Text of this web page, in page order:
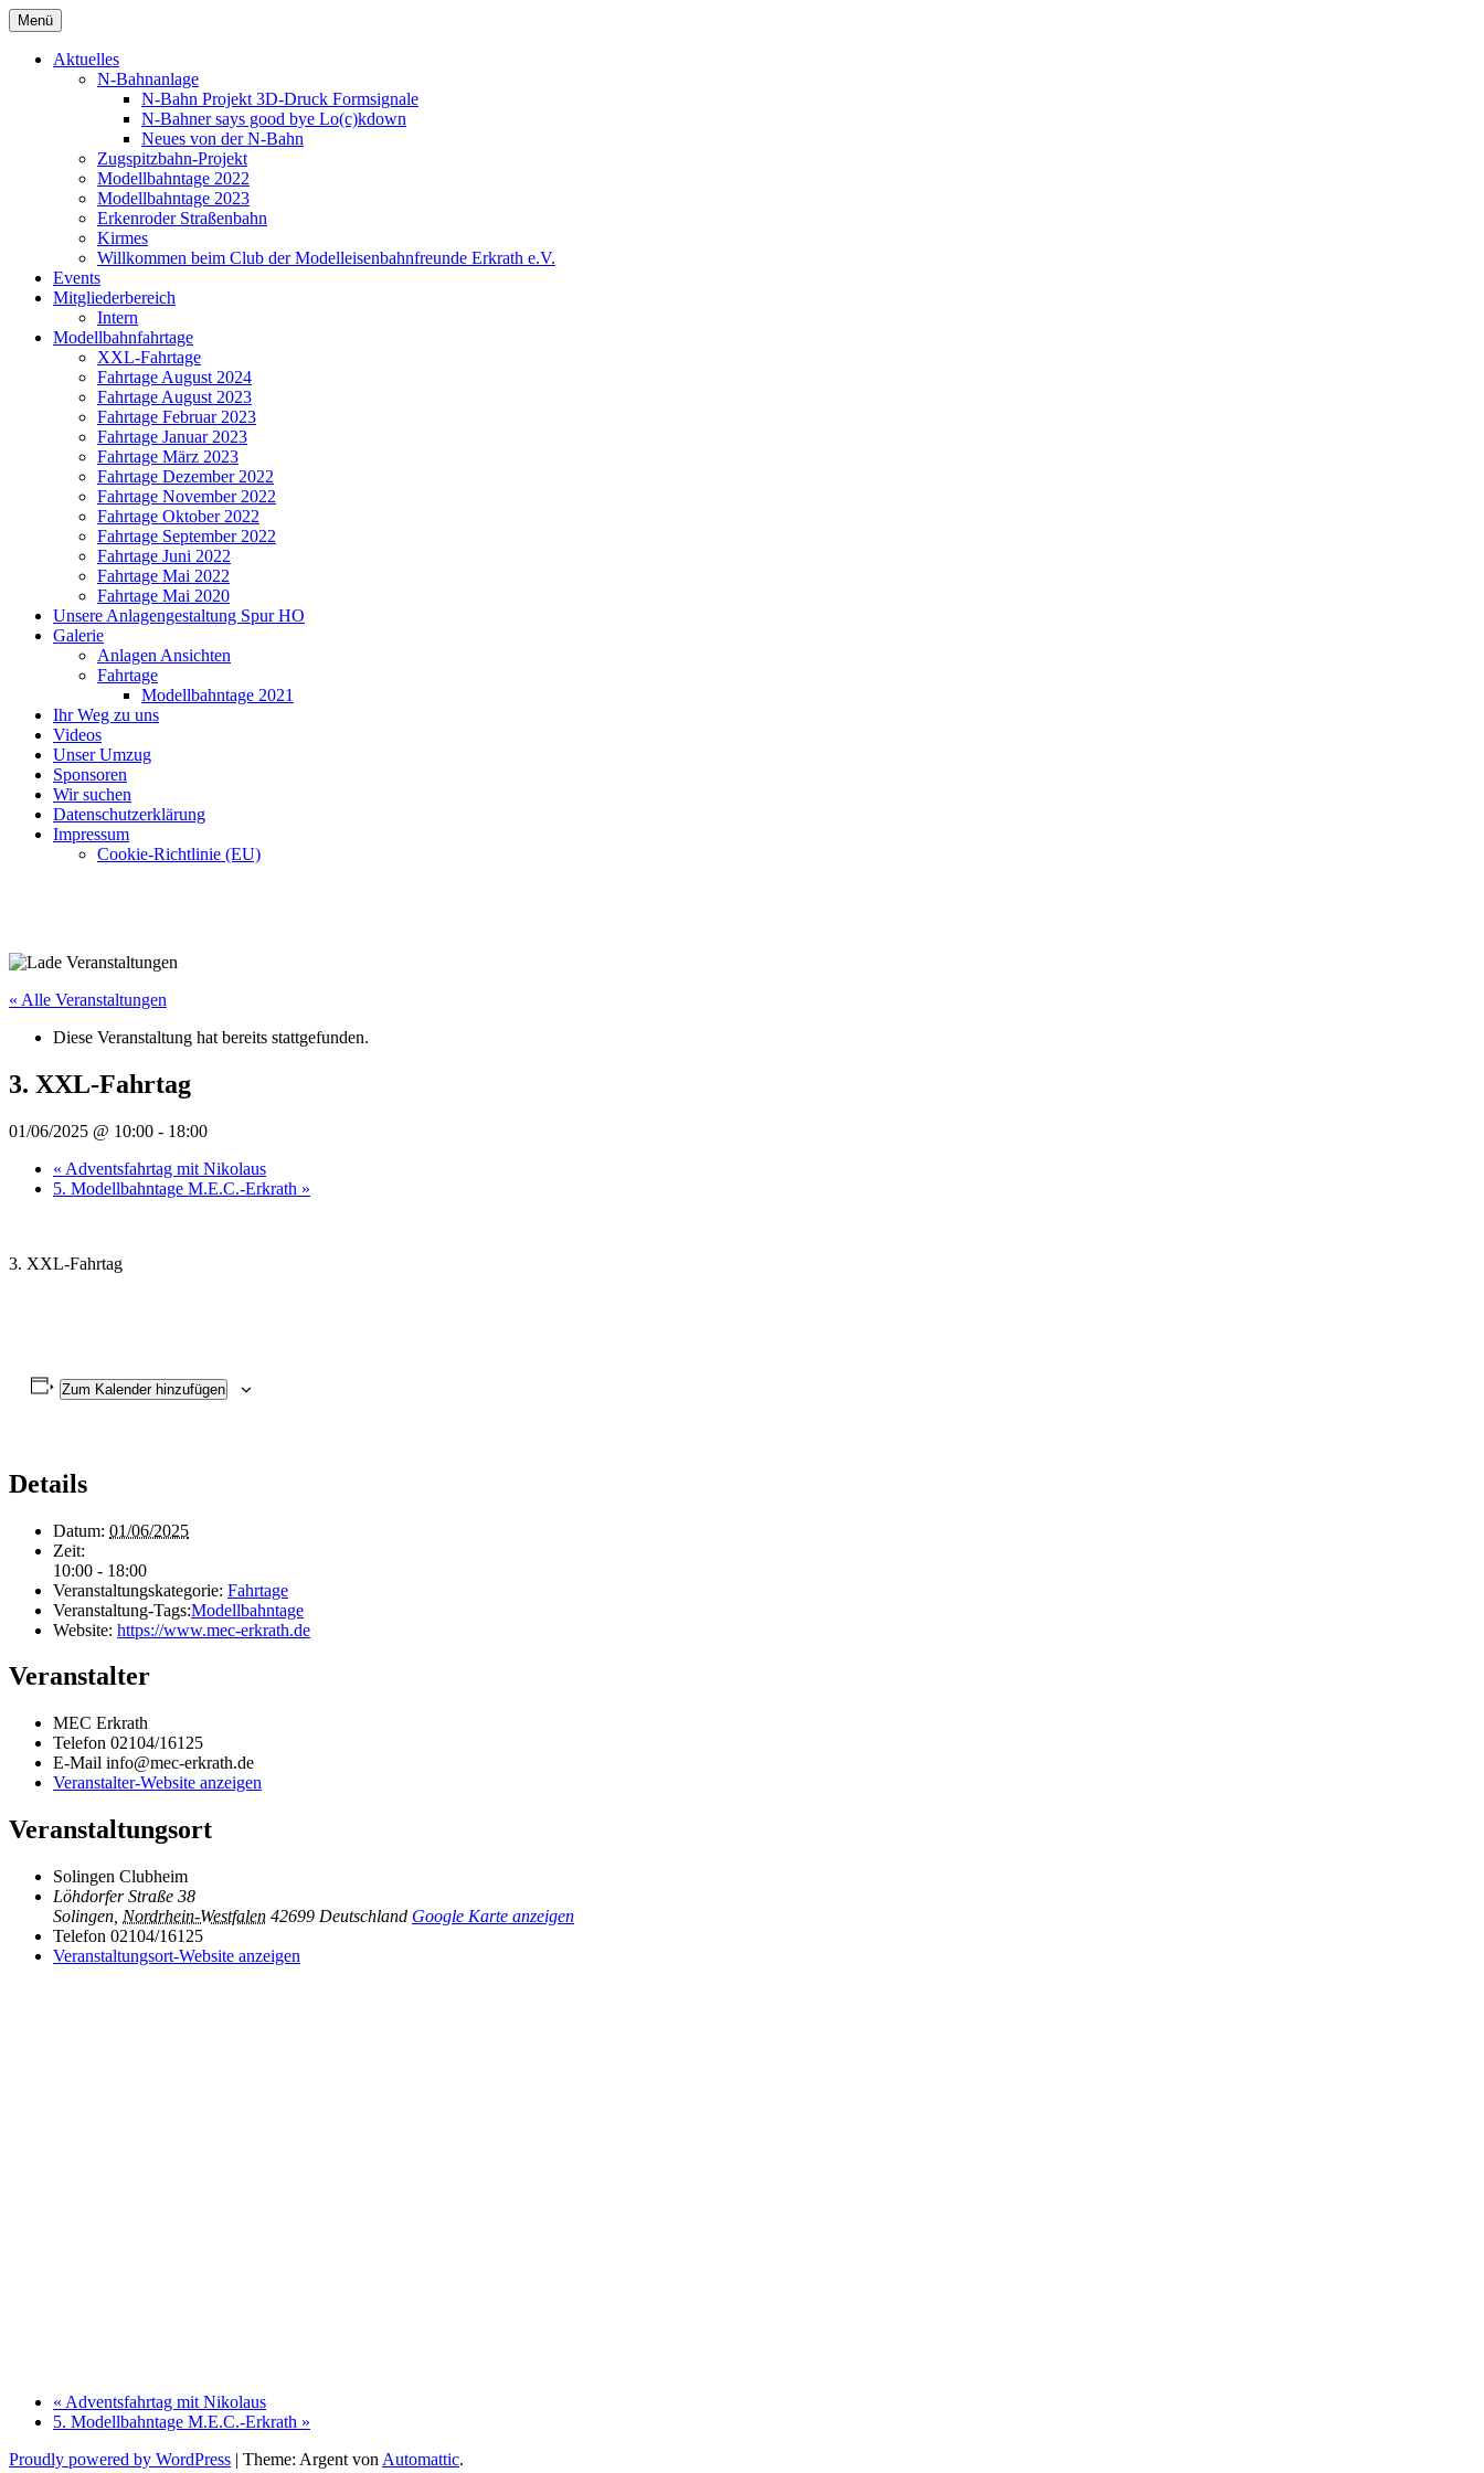
Zum
Inhalt
springen
Menü
Aktuelles
N-Bahnanlage
N-Bahn Projekt 3D-Druck Formsignale
N-Bahner says good bye Lo(c)kdown
Neues von der N-Bahn
Zugspitzbahn-Projekt
Modellbahntage 2022
Modellbahntage 2023
Erkenroder Straßenbahn
Kirmes
Willkommen beim Club der Modelleisenbahnfreunde Erkrath e.V.
Events
Mitgliederbereich
Intern
Modellbahnfahrtage
XXL-Fahrtage
Fahrtage August 2024
Fahrtage August 2023
Fahrtage Februar 2023
Fahrtage Januar 2023
Fahrtage März 2023
Fahrtage Dezember 2022
Fahrtage November 2022
Fahrtage Oktober 2022
Fahrtage September 2022
Fahrtage Juni 2022
Fahrtage Mai 2022
Fahrtage Mai 2020
Unsere Anlagengestaltung Spur HO
Galerie
Anlagen Ansichten
Fahrtage
Modellbahntage 2021
Ihr Weg zu uns
Videos
Unser Umzug
Sponsoren
Wir suchen
Datenschutzerklärung
Impressum
Cookie-Richtlinie (EU)
« Alle Veranstaltungen
Diese Veranstaltung hat bereits stattgefunden.
3. XXL-Fahrtag
01/06/2025 @ 10:00 - 18:00
« Adventsfahrtag mit Nikolaus
5. Modellbahntage M.E.C.-Erkrath »
3. XXL-Fahrtag
Zum Kalender hinzufügen
Details
Datum: 01/06/2025
Zeit:
10:00 - 18:00
Veranstaltungskategorie: Fahrtage
Veranstaltung-Tags:Modellbahntage
Website: https://www.mec-erkrath.de
Veranstalter
MEC Erkrath
Telefon 02104/16125
E-Mail info@mec-erkrath.de
Veranstalter-Website anzeigen
Veranstaltungsort
Solingen Clubheim
Löhdorfer Straße 38
Solingen Nordrhein-Westfalen 42699 Deutschland Google Karte anzeigen
Telefon 02104/16125
Veranstaltungsort-Website anzeigen
« Adventsfahrtag mit Nikolaus
5. Modellbahntage M.E.C.-Erkrath »
Proudly powered by WordPress | Theme: Argent von Automattic.